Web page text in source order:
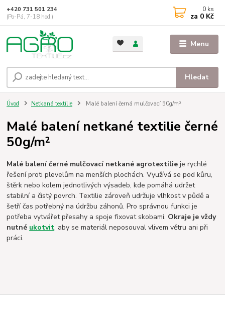
Menu
Hledat
+420 731 501 234
(Po-Pá, 7-18 hod.)
0 ks
za 0 Kč
Úvod Netkaná textílie Malé balení černá mulčovací 50g/m²
Malé balení netkané textilie černé
50g/m²
Malé balení černé mulčovací netkané agrotextilie je rychlé
řešení proti plevelům na menších plochách. Využívá se pod kůru,
štěrk nebo kolem jednotlivých výsadeb, kde pomáhá udržet
stabilní a čistý povrch. Textilie zároveň udržuje vlhkost v půdě a
šetří čas potřebný na údržbu záhonů. Pro správnou funkci je
potřeba vytvářet přesahy a spoje fixovat skobami. Okraje je vždy
nutné ukotvit, aby se materiál neposouval vlivem větru ani při
práci.